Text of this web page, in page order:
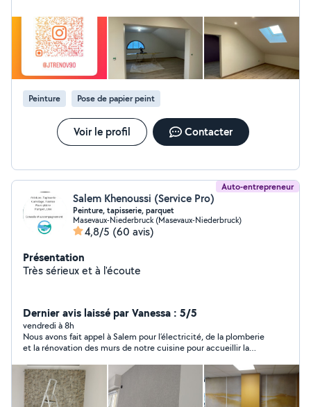
et métal ( porte, escalier, barrière etc.. ) - Pose de
papier peint et toile de verre - Pose de parquet flottant
Peinture Pose de papier peint
Voir le profil Contacter
Auto-entrepreneur
Salem Khenoussi (Service Pro)
Peinture, tapisserie, parquet
Masevaux-Niederbruck (Masevaux-Niederbruck)
4,8/5 (60 avis)
Présentation
Très sérieux et à l'écoute
Dernier avis laissé par Vanessa : 5/5
vendredi à 8h
Nous avons fait appel à Salem pour l’électricité, de la plomberie
et la rénovation des murs de notre cuisine pour accueillir la
Professionnel et très compétent, son travail est rigoureux et
impeccable. Sa gentillesse est également très appréciable.
N’hésitez pas faire appel à lui.